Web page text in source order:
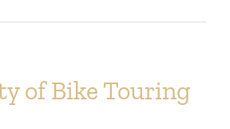
of Bike Touring